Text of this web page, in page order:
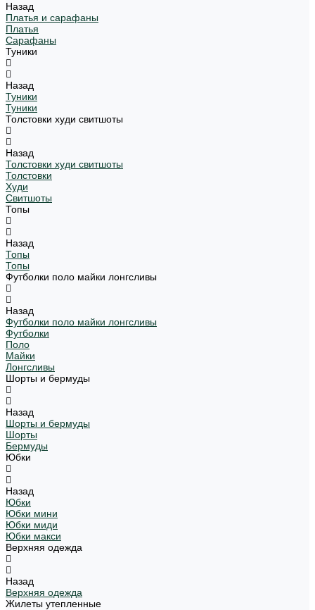
Назад
Платья и сарафаны
Платья
Сарафаны
Туники
Назад
Туники
Туники
Толстовки худи свитшоты
Назад
Толстовки худи свитшоты
Толстовки
Худи
Свитшоты
Топы
Назад
Топы
Топы
Футболки поло майки лонгсливы
Назад
Футболки поло майки лонгсливы
Футболки
Поло
Майки
Лонгсливы
Шорты и бермуды
Назад
Шорты и бермуды
Шорты
Бермуды
Юбки
Назад
Юбки
Юбки мини
Юбки миди
Юбки макси
Верхняя одежда
Назад
Верхняя одежда
Жилеты утепленные